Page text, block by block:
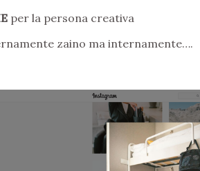
per la persona creativa
zaino ma internamente….